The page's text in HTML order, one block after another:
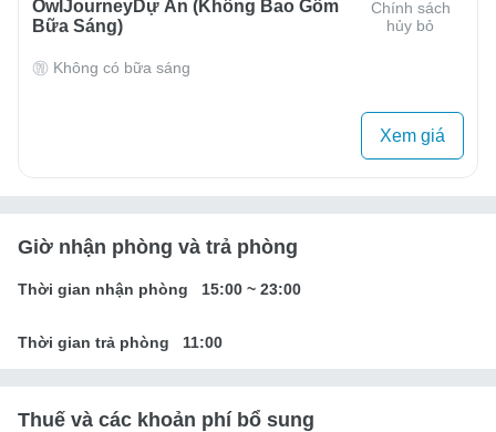
OwlJourneyDự Án (Không Bao Gồm
Bữa Sáng)
Chính sách
hủy bỏ
Không có bữa sáng
Xem giá
Giờ nhận phòng và trả phòng
Thời gian nhận phòng 15:00 ~ 23:00
Thời gian trả phòng 11:00
Thuế và các khoản phí bổ sung